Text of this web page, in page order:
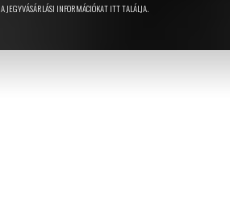
A JEGYVÁSÁRLÁSI INFORMÁCIÓKAT ITT TALÁLJA.